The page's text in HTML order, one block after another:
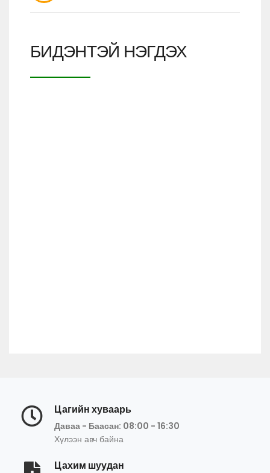
БИДЭНТЭЙ НЭГДЭХ
Цагийн хуваарь
Даваа - Баасан: 08:00 - 16:30
Хүлээн авч байна
Цахим шуудан